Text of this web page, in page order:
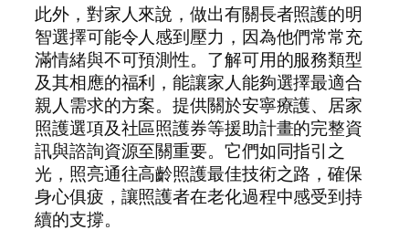
此外，對家人來說，做出有關長者照護的明
智選擇可能令人感到壓力，因為他們常常充
滿情緒與不可預測性。了解可用的服務類型
及其相應的福利，能讓家人能夠選擇最適合
親人需求的方案。提供關於安寧療護、居家
照護選項及社區照護券等援助計畫的完整資
訊與諮詢資源至關重要。它們如同指引之
光，照亮通往高齡照護最佳技術之路，確保
身心俱疲，讓照護者在老化過程中感受到持
續的支撐。